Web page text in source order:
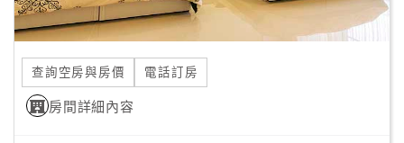
服
紅
利
查
查詢空房與房價 電話訂房
房間詳細內容